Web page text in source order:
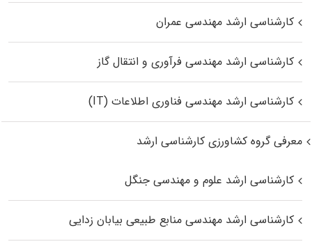
کارشناسی ارشد مهندسی عمران
کارشناسی ارشد مهندسی فرآوری و انتقال گاز
کارشناسی ارشد مهندسی فناوری اطلاعات (IT)
معرفی گروه کشاورزی کارشناسی ارشد
کارشناسی ارشد علوم و مهندسی جنگل
کارشناسی ارشد مهندسی منابع طبیعی بیابان زدایی